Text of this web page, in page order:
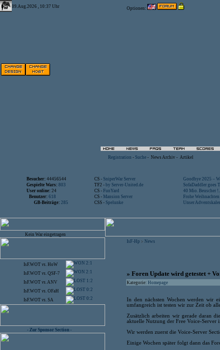
09.Aug.2026 , 10:37 Uhr Optionen:
Registration - Suche - News Archiv - Artikel
Besucher: 44456544 CS - SniperWar Server
Goodbye 2025 –
Gespielte Wars: 803 TF2 - by Server-United.de
SofaDaddler goes
User online: 24 CS - FunYard
40 Mio. Beuscher
Benutzer: 618 CS - Mansion Server
Frohe
GB-Beiträge: 285 CSS - Spelunke Unser
Kein War eingetragen
IsF.WOT vs. HoW 2:1
IsF.WOT vs. QSF-7 2:1
IsF.WOT vs.ANV 1:2
IsF.WOT vs. OFaH 0:2
IsF.WOT vs. SA 0:2
- Zur Sponsor Section -
IsF-Hp > News
» Foren Update wird getestet +
Kategorie: Homepage
In den nächsten Wochen werden wir
umfangreich ist testen wir zur Zeit ob
Zusätzlich arbeiten wir gerade daran
aktuelle Nutzung der Free Voice-
Wir werden zuerst die Voice-Server
Einige Wochen später folgt dann das